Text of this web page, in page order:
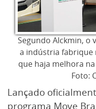
Segundo Alckmin,
a indústria fabrique
que haja melhora
Foto:
Lançado
programa Move